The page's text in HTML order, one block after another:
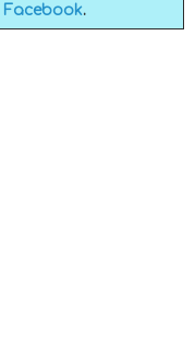
Facebook.